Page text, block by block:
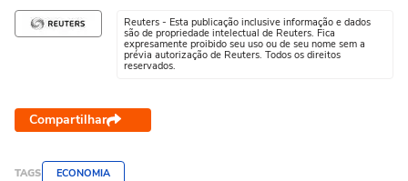
Reuters - Esta publicação inclusive informação e dados
são de propriedade intelectual de Reuters. Fica
expresamente proibido seu uso ou de seu nome sem a
prévia autorização de Reuters. Todos os direitos
reservados.
Compartilhar
TAGS ECONOMIA